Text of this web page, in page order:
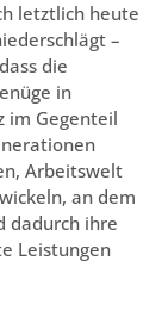
letztlich heute
–
die
in
im Gegenteil
Arbeitswelt
an dem
dadurch ihre
Leistungen